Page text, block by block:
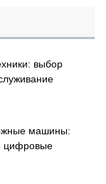
выбор
машины:
цифровые